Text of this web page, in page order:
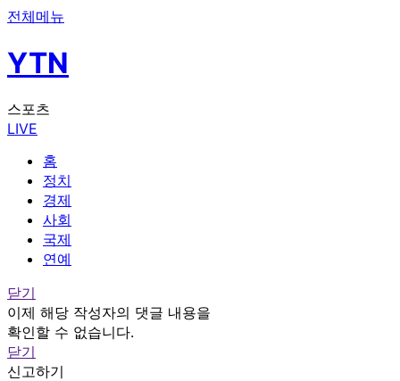
전체메뉴
YTN
스포츠
LIVE
홈
정치
경제
사회
국제
연예
닫기
이제 해당 작성자의 댓글 내용을
확인할 수 없습니다.
닫기
신고하기